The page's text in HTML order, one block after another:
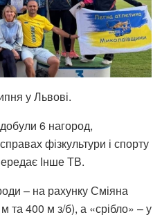
у Львові.
6 нагород,
фізкультури і спорту
Інше ТВ.
– на рахунку Сміяна
та 400 м з/б), а «срібло» – у